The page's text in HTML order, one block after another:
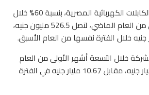
تراجعت أرباح شركة الكابلات الكهربائية المصرية، بنسبة 60% خلال
التسعة أشهر الأولى من العام الماضي، لتصل 526.5 مليون جنيه،
خلال التسعة أشهر الأولى من العام
الماضي إلى 8.59 مليار جنيه، مقابل 10.67 مليار جنيه في الفترة